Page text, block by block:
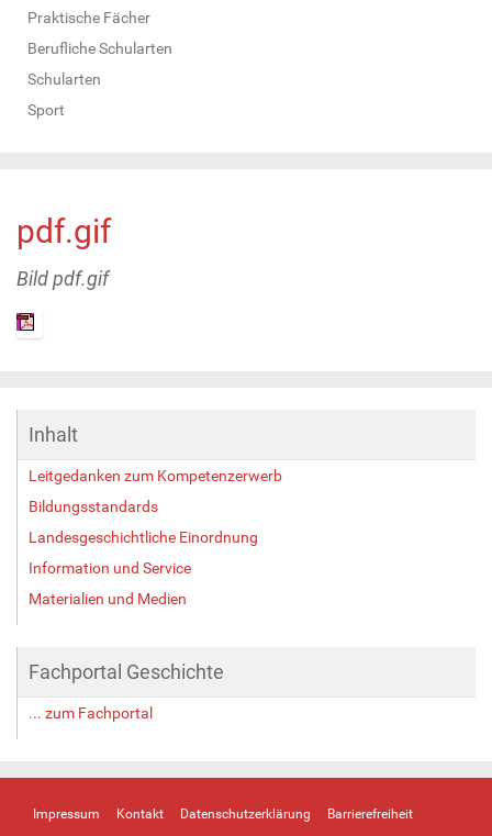
Praktische Fächer
Berufliche Schularten
Schularten
Sport
pdf.gif
Bild pdf.gif
B
i
l
i
n
v
e
r
G
e
Inhalt
Leitgedanken zum Kompetenzerwerb
Bildungsstandards
Landesgeschichtliche Einordnung
Information und Service
Materialien und Medien
Fachportal Geschichte
... zum Fachportal
Impressum Kontakt Datenschutzerklärung Barrierefreiheit